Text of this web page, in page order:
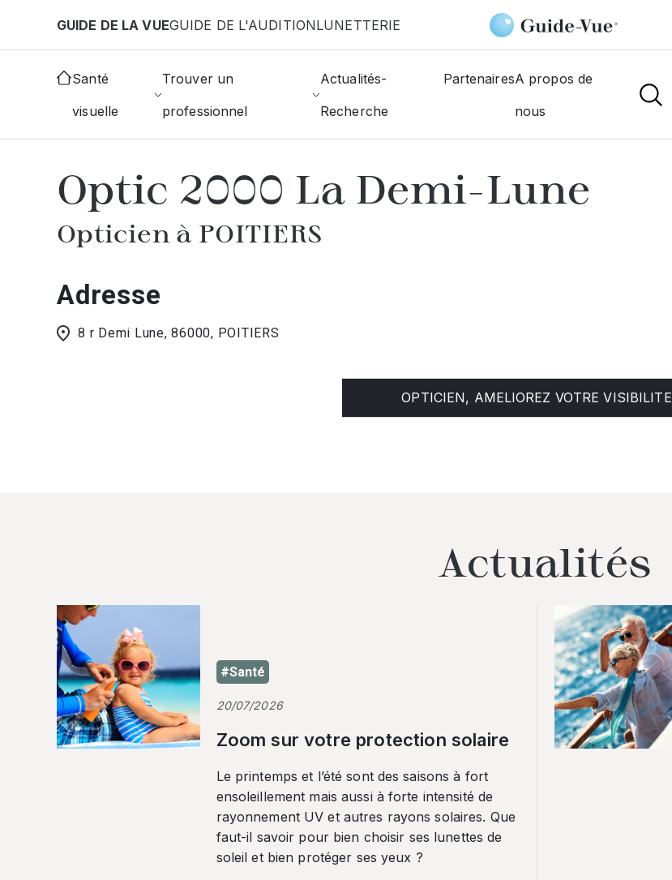
GUIDE DE LA VUEGUIDE DE L'AUDITIONLUNETTERIE
Santé
visuelle
Trouver un
professionnel
Actualités-
Recherche
PartenairesA propos de
nous
Accueil Choisir mon opticien Poitiers Optic 2000 La Demi
Optic 2000 La Demi-Lune
Opticien à POITIERS
Adresse
8 r Demi Lune, 86000, POITIERS
OPTICIEN, AMELIOREZ VOTRE VISIBILITE
Actualités
#Santé
20/07/2026
Zoom sur votre protection solaire
Le printemps et l’été sont des saisons à fort
ensoleillement mais aussi à forte intensité de
rayonnement UV et autres rayons solaires. Que
faut-il savoir pour bien choisir ses lunettes de
soleil et bien protéger ses yeux ?